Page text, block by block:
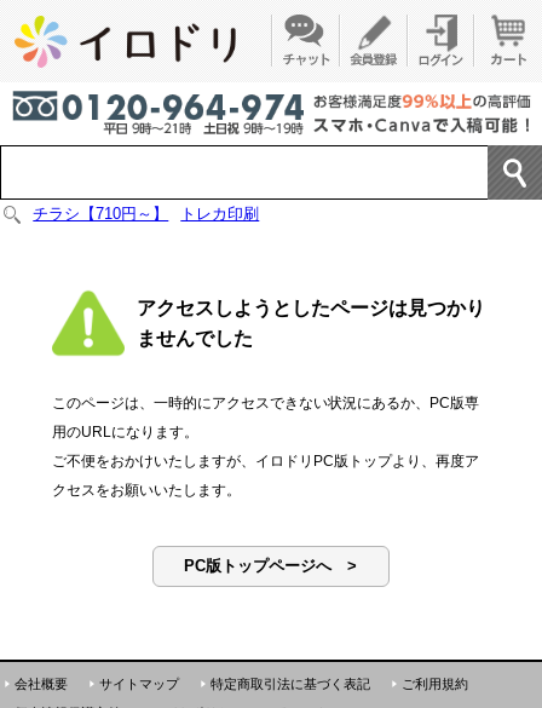
チラシ【710円～】 トレカ印刷
アクセスしようとしたページは見つかり
ませんでした
このページは、一時的にアクセスできない状況にあるか、PC版専
用のURLになります。
ご不便をおかけいたしますが、イロドリPC版トップより、再度ア
クセスをお願いいたします。
PC版トップページへ >
会社概要 サイトマップ 特定商取引法に基づく表記
ご利用規約